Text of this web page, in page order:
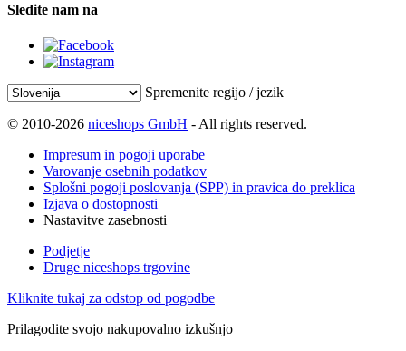
Sledite nam na
Spremenite regijo / jezik
© 2010-2026 niceshops GmbH - All rights reserved.
Impresum in pogoji uporabe
Varovanje osebnih podatkov
Splošni pogoji poslovanja (SPP) in pravica do preklica
Izjava o dostopnosti
Nastavitve zasebnosti
Podjetje
Druge niceshops trgovine
Kliknite tukaj za odstop od pogodbe
Prilagodite svojo nakupovalno izkušnjo